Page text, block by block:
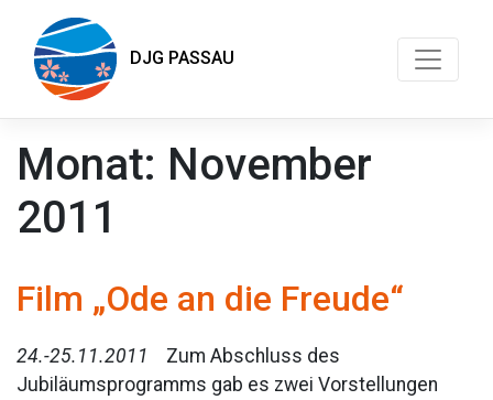
DJG PASSAU
Monat: November
2011
Film „Ode an die Freude“
24.-25.11.2011 Zum Abschluss des
Jubiläumsprogramms gab es zwei Vorstellungen